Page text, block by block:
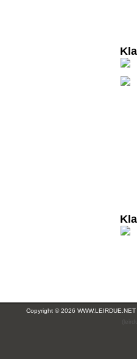
Copyright © 2026